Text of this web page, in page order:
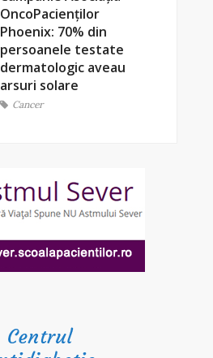
OncoPacienților
Phoenix: 70% din
persoanele testate
dermatologic aveau
arsuri solare
Cancer